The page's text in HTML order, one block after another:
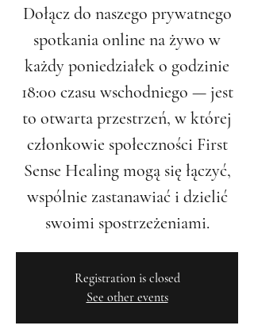
Dołącz do naszego prywatnego
spotkania online na żywo w
każdy poniedziałek o godzinie
18:00 czasu wschodniego — jest
to otwarta przestrzeń, w której
członkowie społeczności First
Sense Healing mogą się łączyć,
wspólnie zastanawiać i dzielić
swoimi spostrzeżeniami.
Registration is closed
See other events